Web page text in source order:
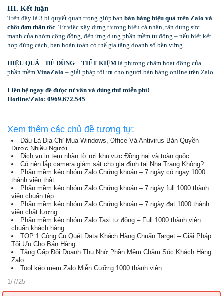
III. Kết luận
Trên đây là 3 bí quyết quan trọng giúp bạn bán hàng hiệu quả trên Zalo và
chốt đơn thần tốc . Từ việc xây dựng thương hiệu cá nhân, tận dụng sức
mạnh của nhóm cộng đồng, đến ứng dụng phần mềm tự động – nếu biết kết
hợp đúng cách, bạn hoàn toàn có thể gia tăng doanh số bền vững.
HIỆU QUẢ – DỄ DÙNG – TIẾT KIỆM là phương châm hoạt động của
phần mềm VinaZalo – giải pháp tối ưu cho người bán hàng online trên Zalo.
Liên hệ ngay để được tư vấn và dùng thử miễn phí!
Hotline/Zalo: 0969.672.545
Xem thêm các chủ đề tương tự:
Đâu Là Địa Chỉ Mua Windows, Office Và Antivirus Bản Quyền
Được Nhiều Người...
Dịch vụ in tem nhãn tờ rơi khu vực Đồng nai và toàn quốc
Có nên lắp camera giám sát cho gia đình tại Nha Trang Không?
Phần mềm kéo nhóm Zalo Chứng khoán – 7 ngày có ngay 1000
thành viên thật
Phần mềm kéo nhóm Zalo Chứng khoán – 7 ngày full 1000 thành
viên chuẩn tệp
Phần mềm kéo nhóm Zalo Chứng khoán – 7 ngày đạt 1000 thành
viên chất lượng
Phần mềm kéo nhóm Zalo Taxi tự động – Full 1000 thành viên
chuẩn khách hàng
TOP 1 Công Cụ Quét Data Khách Hàng Chuẩn Target – Giải Pháp
Tối Ưu Cho Bán Hàng
Tăng Gấp Đôi Doanh Thu Nhờ Phần Mềm Chăm Sóc Khách Hàng
Zalo
Tool kéo mem Zalo Miễn Cưỡng 1000 thành viên
1/7/25